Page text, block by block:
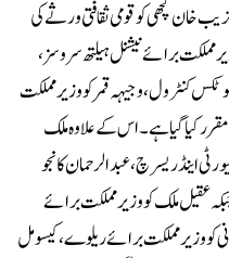
خان کچھی کو قومی ثقافتی ورثے کی
مملکت برائے نیشنل ہیلتھ سروسز،
کنٹرول، وجیہہ قمر کو وزیر مملکت
کیا گیا ہے۔ اس کے علاوہ ملک
اینڈ ریسرچ، عبدالرحمان کانجو
عقیل ملک کو وزیر مملکت برائے
کو وزیر مملکت برائے ریلوے، کیسو مل